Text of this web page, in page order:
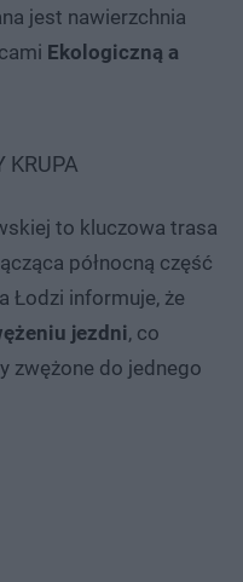
jest nawierzchnia
Ekologiczną a
KRUPA
to kluczowa trasa
północną część
Łodzi informuje, że
jezdni, co
zwężone do jednego